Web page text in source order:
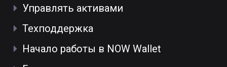
Управлять активами
Техподдержка
Начало работы в NOW Wallet